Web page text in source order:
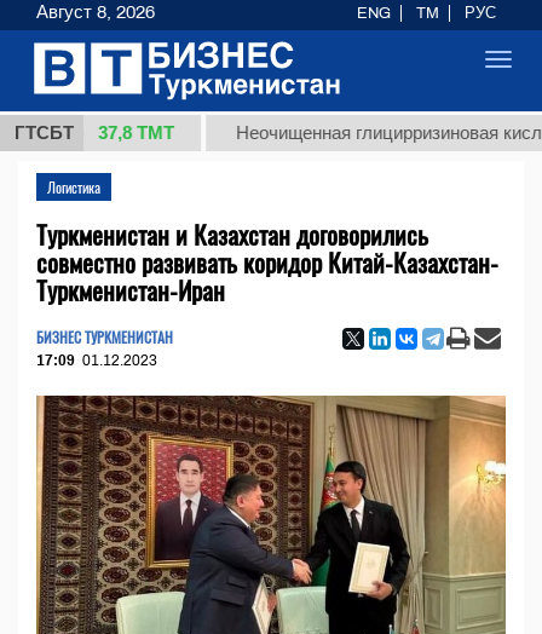
ГТСБТ
37,8 ТМТ Неочищенная глицирризиновая кислота
Логистика
Туркменистан и Казахстан договорились
совместно развивать коридор Китай-Казахстан-
Туркменистан-Иран
БИЗНЕС ТУРКМЕНИСТАН
17:09 01.12.2023
Август 8, 2026 ENG TM РУС